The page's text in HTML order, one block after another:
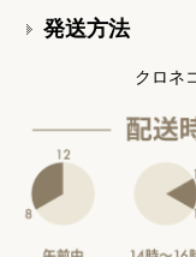
発送方法
クロネ